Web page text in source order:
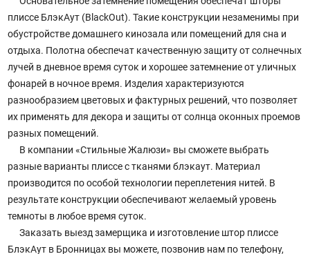
плиссе БлэкАут (BlackOut). Такие конструкции незаменимы при
обустройстве домашнего кинозала или помещений для сна и
отдыха. Полотна обеспечат качественную защиту от солнечных
лучей в дневное время суток и хорошее затемнение от уличных
фонарей в ночное время. Изделия характеризуются
разнообразием цветовых и фактурных решений, что позволяет
их применять для декора и защиты от солнца оконных проемов
разных помещений.
В компании «Стильные Жалюзи» вы сможете выбрать
разные варианты плиссе с тканями блэкаут. Материал
производится по особой технологии переплетения нитей. В
результате конструкции обеспечивают желаемый уровень
темноты в любое время суток.
Заказать выезд замерщика и изготовление штор плиссе
БлэкАут в Бронницах вы можете, позвонив нам по телефону,